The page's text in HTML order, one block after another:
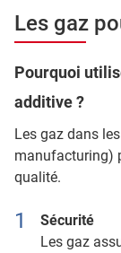
Les gaz
Pourquoi
additive ?
Les gaz dans
manufacturing)
qualité.
Sécurité
Les gaz